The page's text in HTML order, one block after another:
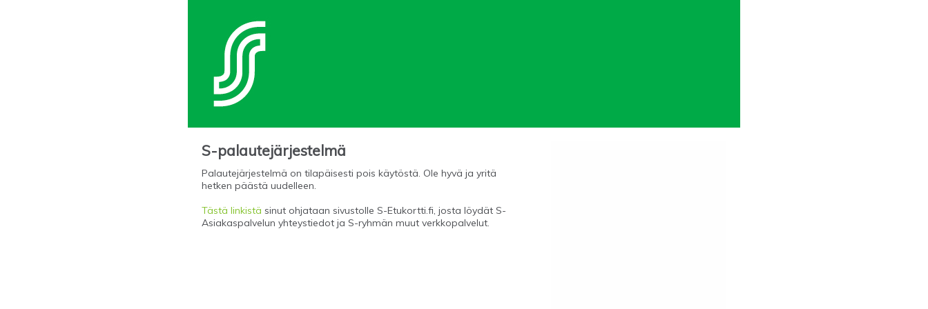
S-palautejärjestelmä
Palautejärjestelmä on tilapäisesti pois käytöstä. Ole hyvä ja yritä
hetken päästä uudelleen.
Tästä linkistä sinut ohjataan sivustolle S-Etukortti.fi, josta löydät S-
Asiakaspalvelun yhteystiedot ja S-ryhmän muut verkkopalvelut.